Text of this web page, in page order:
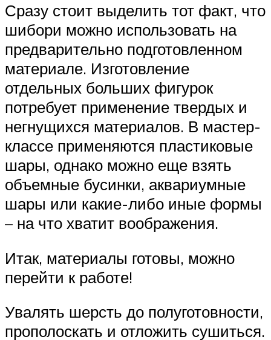
Сразу стоит выделить тот факт, что
шибори можно использовать на
предварительно подготовленном
материале. Изготовление
отдельных больших фигурок
потребует применение твердых и
негнущихся материалов. В мастер-
классе применяются пластиковые
шары, однако можно еще взять
объемные бусинки, аквариумные
шары или какие-либо иные формы
– на что хватит воображения.
Итак, материалы готовы, можно
перейти к работе!
Увалять шерсть до полуготовности,
прополоскать и отложить сушиться.